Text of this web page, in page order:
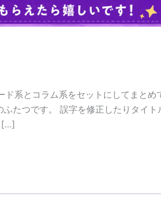
系とコラム系をセットにしてまとめ
たつです。 誤字を修正したりタイト
[…]